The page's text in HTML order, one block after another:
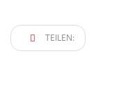
TEILEN: